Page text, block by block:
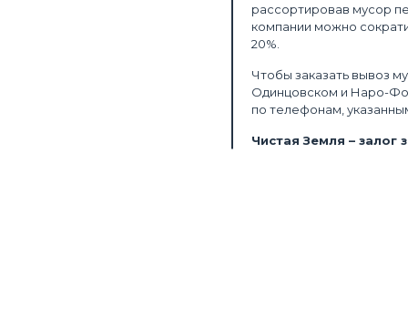
рассортировав мусор
компании можно
20%.
Чтобы заказать вывоз
Одинцовском и Наро-
по телефонам,
Чистая Земля – залог